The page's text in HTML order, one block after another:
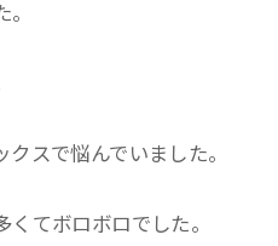
スで悩んでいました。
てボロボロでした。